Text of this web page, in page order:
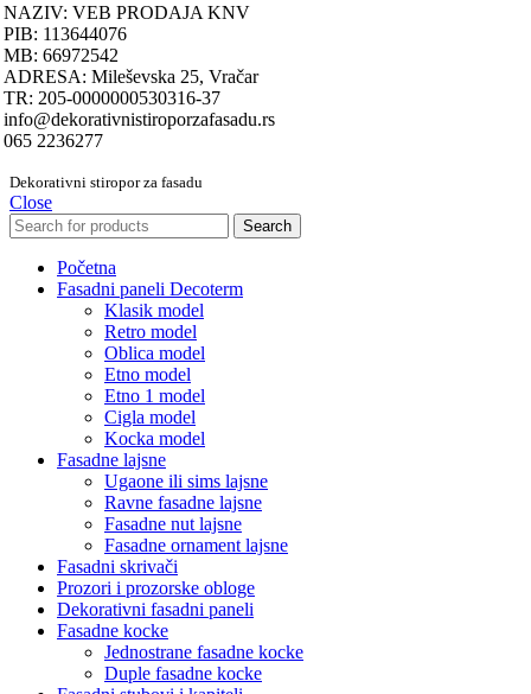
NAZIV: VEB PRODAJA KNV
PIB: 113644076
MB: 66972542
ADRESA: Mileševska 25, Vračar
TR: 205-0000000530316-37
info@dekorativnistiroporzafasadu.rs
065 2236277
Dekorativni stiropor za fasadu
Close
Search
Početna
Fasadni paneli Decoterm
Klasik model
Retro model
Oblica model
Etno model
Etno 1 model
Cigla model
Kocka model
Fasadne lajsne
Ugaone ili sims lajsne
Ravne fasadne lajsne
Fasadne nut lajsne
Fasadne ornament lajsne
Fasadni skrivači
Prozori i prozorske obloge
Dekorativni fasadni paneli
Fasadne kocke
Jednostrane fasadne kocke
Duple fasadne kocke